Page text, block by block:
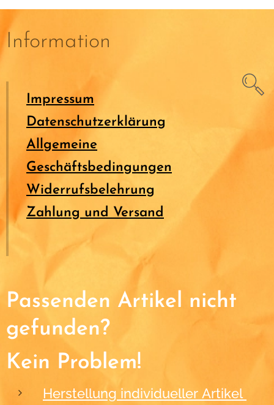
Information
Impressum
Datenschutzerklärung
Allgemeine
Geschäftsbedingungen
Widerrufsbelehrung
Zahlung und Versand
Passenden Artikel nicht
gefunden?
Kein Problem!
Herstellung individueller Artikel